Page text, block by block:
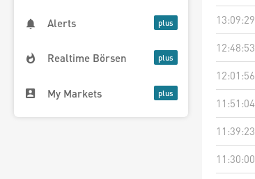
Alerts
Realtime Börsen
My Markets
13:09:29
12:48:53
12:01:56
11:51:04
11:39:23
11:30:00